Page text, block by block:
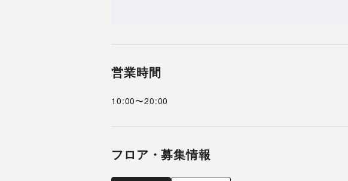
営業時間
10:00〜20:00
フロア・募集情報